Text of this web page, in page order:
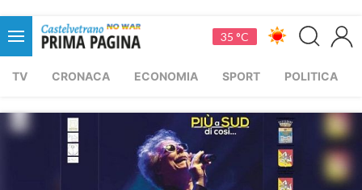
35 °C
TV CRONACA ECONOMIA SPORT POLITICA